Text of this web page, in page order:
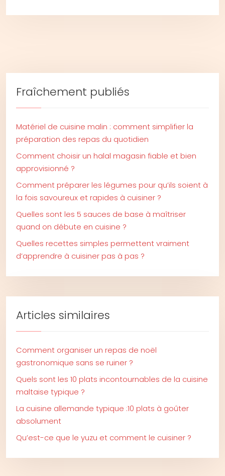
Fraîchement publiés
Matériel de cuisine malin : comment simplifier la
préparation des repas du quotidien
Comment choisir un halal magasin fiable et bien
approvisionné ?
Comment préparer les légumes pour qu’ils soient à
la fois savoureux et rapides à cuisiner ?
Quelles sont les 5 sauces de base à maîtriser
quand on débute en cuisine ?
Quelles recettes simples permettent vraiment
d’apprendre à cuisiner pas à pas ?
Articles similaires
Comment organiser un repas de noël
gastronomique sans se ruiner ?
Quels sont les 10 plats incontournables de la cuisine
maltaise typique ?
La cuisine allemande typique :10 plats à goûter
absolument
Qu’est-ce que le yuzu et comment le cuisiner ?